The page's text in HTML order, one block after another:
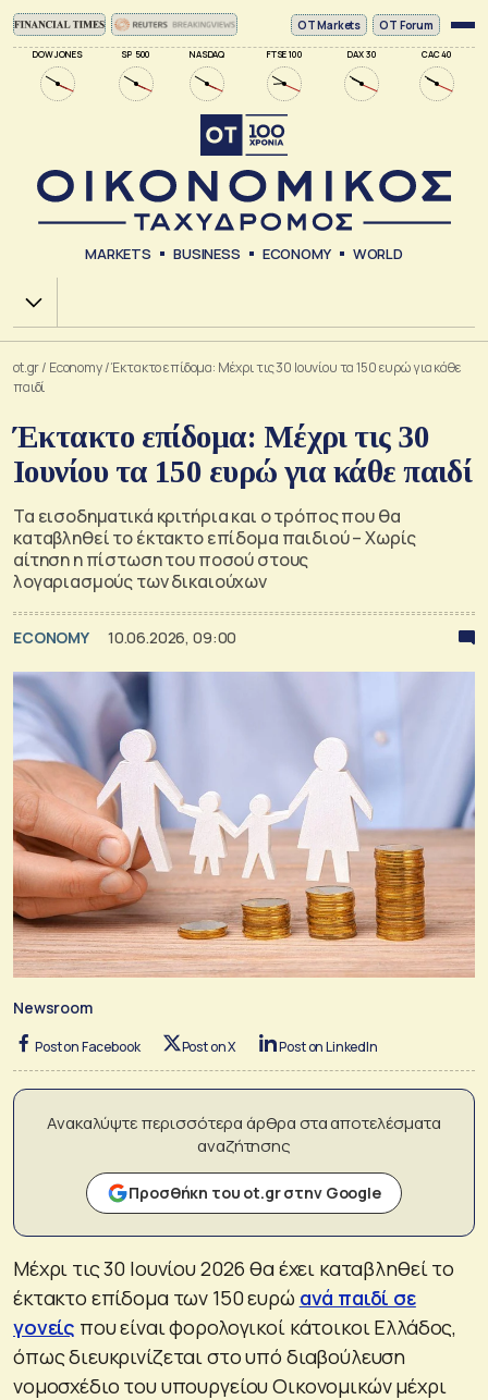
DOW JONES SP 500 NASDAQ FTSE 100 DAX 30 CAC 40
ΟΤ Markets OT Forum
MARKETS BUSINESS ECONOMY WORLD
Χ.Α.
ot.gr/ Economy/Έκτακτο επίδομα: Μέχρι τις 30 Ιουνίου τα 150 ευρώ για κάθε
παιδί
Έκτακτο επίδομα: Μέχρι τις 30
Ιουνίου τα 150 ευρώ για κάθε παιδί
Τα εισοδηματικά κριτήρια και ο τρόπος που θα
καταβληθεί το έκτακτο επίδομα παιδιού – Χωρίς
αίτηση η πίστωση του ποσού στους
λογαριασμούς των δικαιούχων
ECONOMY 10.06.2026, 09:00
Newsroom
Post on Facebook Post on X Post on LinkedIn
Ανακαλύψτε περισσότερα άρθρα στα αποτελέσματα
αναζήτησης
Προσθήκη του ot.gr στην Google
Μέχρι τις 30 Ιουνίου 2026 θα έχει καταβληθεί το
έκτακτο επίδομα των 150 ευρώ ανά παιδί σε
γονείς που είναι φορολογικοί κάτοικοι Ελλάδος,
όπως διευκρινίζεται στο υπό διαβούλευση
νομοσχέδιο του υπουργείου Οικονομικών μέχρι